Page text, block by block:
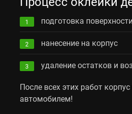
1 подготовка поверхности
2 нанесение на корпус
3
удаление остатков и
После всех этих работ
автомобилем!